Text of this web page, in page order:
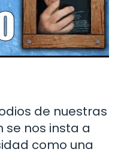
de nuestras
se nos insta a
como una